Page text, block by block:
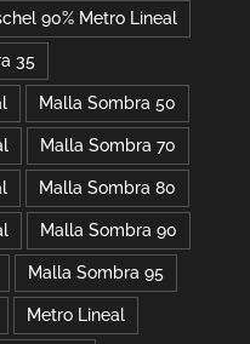
90% Metro Lineal
35
Malla Sombra 50
Malla Sombra 70
Malla Sombra 80
Malla Sombra 90
Malla Sombra 95
Metro Lineal